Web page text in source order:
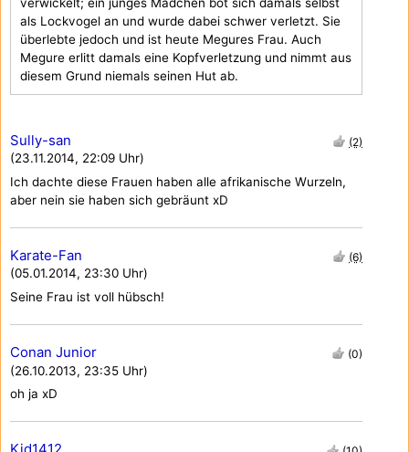
Sully-san
(23.11.2014, 22:09 Uhr)
(2)
Ich dachte diese Frauen haben alle afrikanische Wurzeln,
aber nein sie haben sich gebräunt xD
Karate-Fan
(05.01.2014, 23:30 Uhr)
(6)
Seine Frau ist voll hübsch!
Conan Junior
(26.10.2013, 23:35 Uhr)
(0)
oh ja xD
als Lockvogel an und wurde dabei schwer verletzt. Sie
überlebte jedoch und ist heute Megures Frau. Auch
Megure erlitt damals eine Kopfverletzung und nimmt aus
diesem Grund niemals seinen Hut ab.